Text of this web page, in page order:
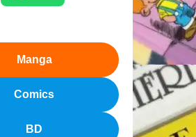
Manga
Comics
BD